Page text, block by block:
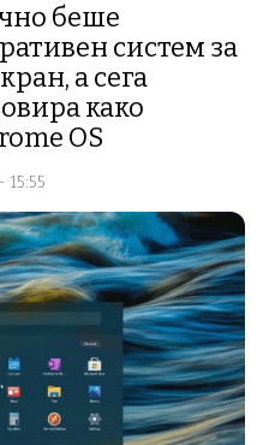
беше
систем за
а сега
како
OS
15:55